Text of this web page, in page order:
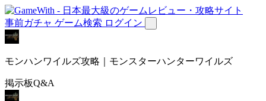
事前ガチャ ゲーム検索 ログイン
モンハンワイルズ攻略｜モンスターハンターワイルズ
掲示板Q&A